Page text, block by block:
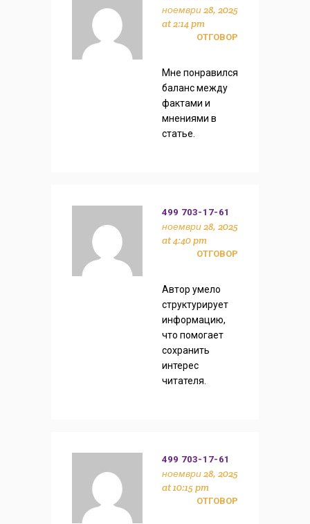
ноември 28, 2025
at 2:14 pm
ОТГОВОР
Мне понравился
баланс между
фактами и
мнениями в
статье.
499 703-17-61
ноември 28, 2025
at 4:40 pm
ОТГОВОР
Автор умело
структурирует
информацию,
что помогает
сохранить
интерес
читателя.
499 703-17-61
ноември 28, 2025
at 10:15 pm
ОТГОВОР